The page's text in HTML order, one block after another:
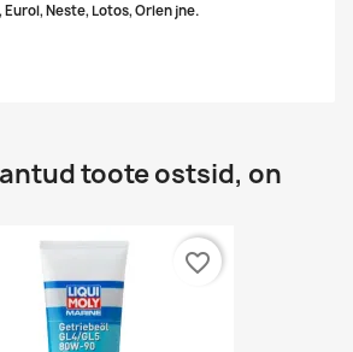
Eurol, Neste, Lotos, Orlen jne.
toote ostsid, on
favorite_border